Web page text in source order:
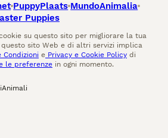
PuppyPlaats MundoAnimalia
Puppies
su questo sito per migliorare la tua
sito Web e di altri servizi implica
Condizioni e Privacy e Cookie Policy di
le preferenze in ogni momento.